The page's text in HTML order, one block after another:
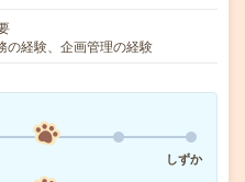
の経験、企画管理の経験
しずか